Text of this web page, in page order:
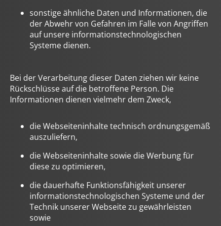
sonstige ähnliche Daten und Informationen, die
der Abwehr von Gefahren im Falle von Angriffen
auf unsere informationstechnologischen
Systeme dienen.
Bei der Verarbeitung dieser Daten ziehen wir keine
Rückschlüsse auf die betroffene Person. Die
Informationen dienen vielmehr dem Zweck,
die Webseiteninhalte technisch ordnungsgemäß
auszuliefern,
die Webseiteninhalte sowie die Werbung für
diese zu optimieren,
die dauerhafte Funktionsfähigkeit unserer
informationstechnologischen Systeme und der
Technik unserer Webseite zu gewährleisten
sowie